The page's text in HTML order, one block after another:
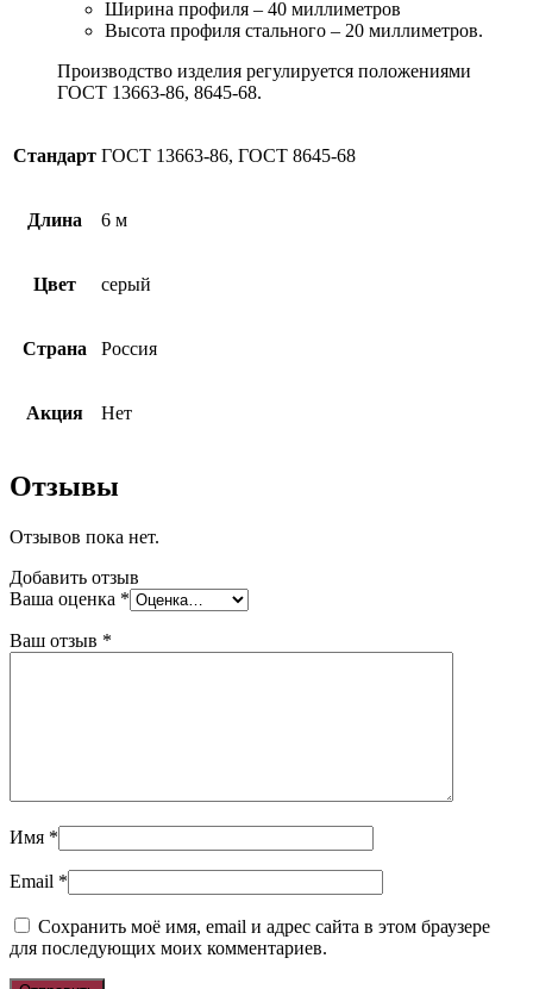
Ширина профиля – 40 миллиметров
Высота профиля стального – 20 миллиметров.
Производство изделия регулируется положениями
ГОСТ 13663-86, 8645-68.
Стандарт ГОСТ 13663-86, ГОСТ 8645-68
Длина 6 м
Цвет серый
Страна Россия
Акция Нет
Отзывы
Отзывов пока нет.
Добавить отзыв
Ваша оценка *
Ваш отзыв *
Имя *
Email *
Сохранить моё имя, email и адрес сайта в этом браузере
для последующих моих комментариев.